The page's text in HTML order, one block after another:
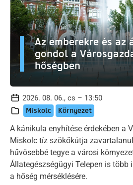
Az emberekre és
gondol a
hőségben
2026. 08. 06., cs – 13:50
Miskolc Környezet
A kánikula enyhítése érdekében a
Miskolc tíz szökőkútja
hűvösebbé tegye a városi
Állategészségügyi Telepen is több
a hőség mérséklésére.